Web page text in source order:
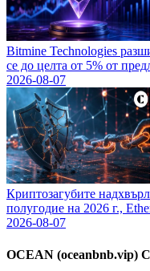
Bitmine Technologies
се до целта от 5% от
2026-08-07
Криптозагубите
полугодие на 2026 г.,
2026-08-07
OCEAN (oceanbnb.vip)